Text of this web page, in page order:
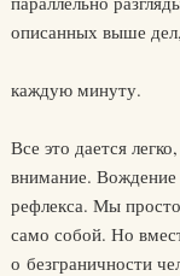
описан­ных выше
каждую минуту.
Все это дается
внимание. Вождение
рефлекса. Мы
само собой. Но
о безграничности